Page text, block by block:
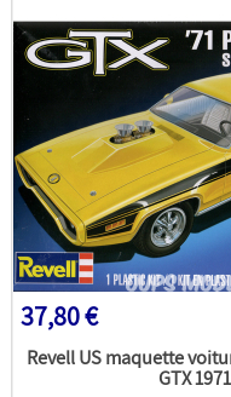
37,80 €
Revell US maquette
GTX